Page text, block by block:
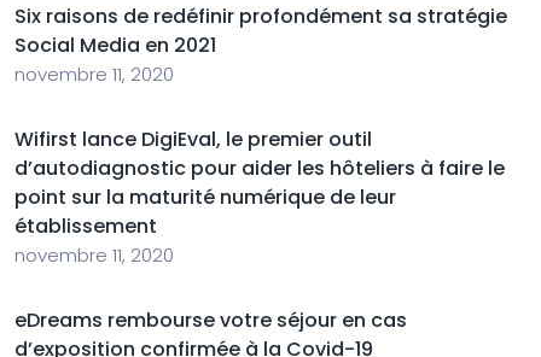
Six raisons de redéfinir profondément sa stratégie
Social Media en 2021
novembre 11, 2020
Wifirst lance DigiEval, le premier outil
d’autodiagnostic pour aider les hôteliers à faire le
point sur la maturité numérique de leur
établissement
novembre 11, 2020
eDreams rembourse votre séjour en cas
d’exposition confirmée à la Covid-19